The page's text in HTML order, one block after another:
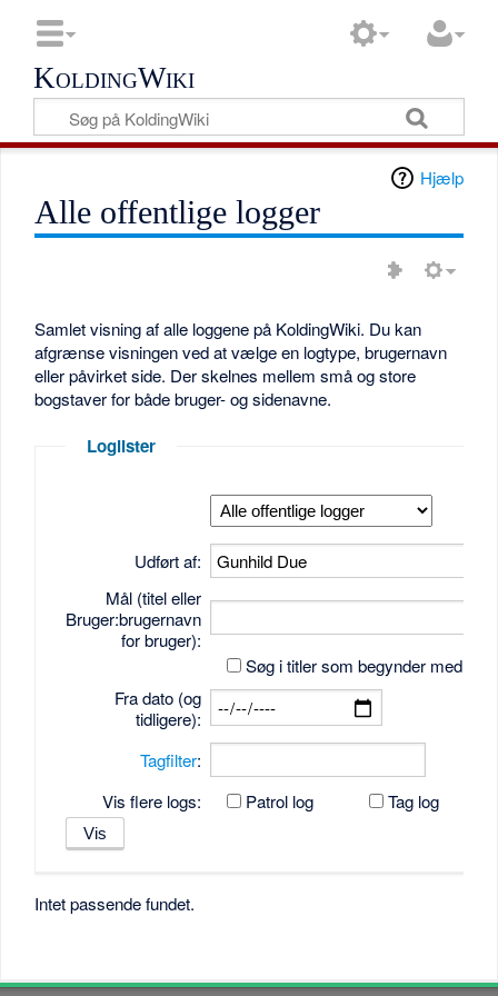
KoldingWiki
Hjælp
Alle offentlige logger
Samlet visning af alle loggene på KoldingWiki. Du kan
afgrænse visningen ved at vælge en logtype, brugernavn
eller påvirket side. Der skelnes mellem små og store
bogstaver for både bruger- og sidenavne.
Loglister
Udført af:
Mål (titel eller
Bruger:brugernavn
for bruger):
Søg i titler som begynder med
Fra dato (og
tidligere):
Tagfilter:
Vis flere logs:
Patrol log Tag log
Intet passende fundet.